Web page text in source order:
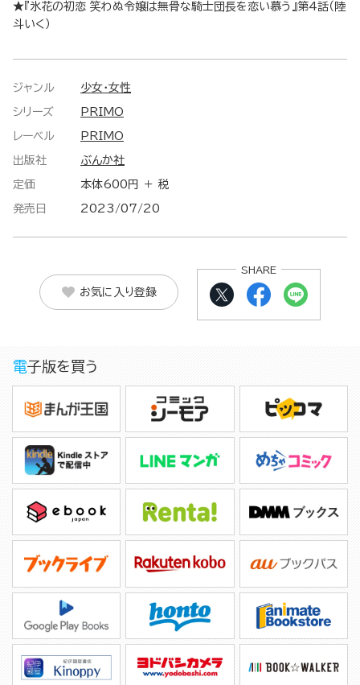
★『氷花の初恋 笑わぬ令嬢は無骨な騎士団長を恋い慕う』第4話（陸
斗いく）
ジャンル 少女・女性
シリーズ PRIMO
レーベル PRIMO
出版社 ぶんか社
定価 本体600円 ＋ 税
発売日 2023/07/20
お気に入り登録
SHARE
電子版を買う